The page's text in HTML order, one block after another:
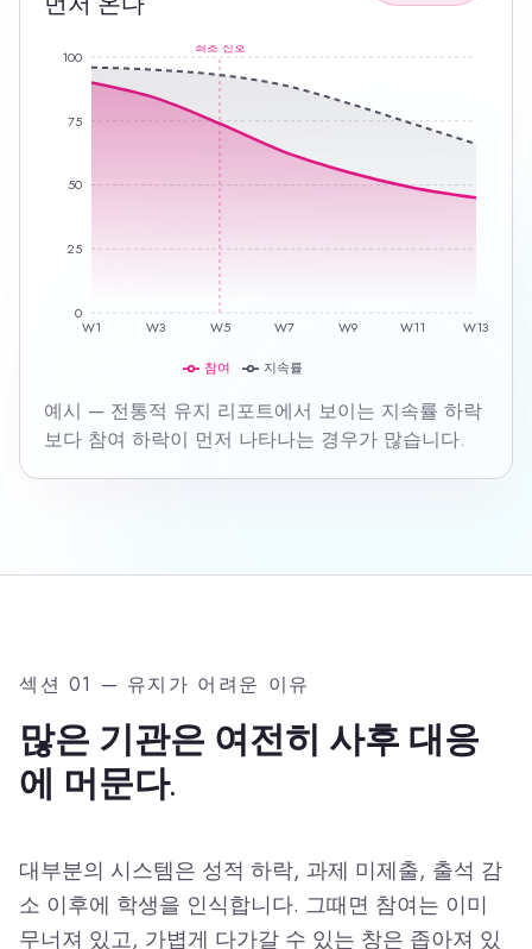
W1 W3 W5 W7 W9 W11 W13
0
25
50
75
100
최초 신호
참여 지속률
예시 — 전통적 유지 리포트에서 보이는 지속률 하락
보다 참여 하락이 먼저 나타나는 경우가 많습니다.
섹션 01 — 유지가 어려운 이유
많은 기관은 여전히 사후 대응
에 머문다.
대부분의 시스템은 성적 하락, 과제 미제출, 출석 감
소 이후에 학생을 인식합니다. 그때면 참여는 이미
무너져 있고, 가볍게 다가갈 수 있는 창은 좁아져 있